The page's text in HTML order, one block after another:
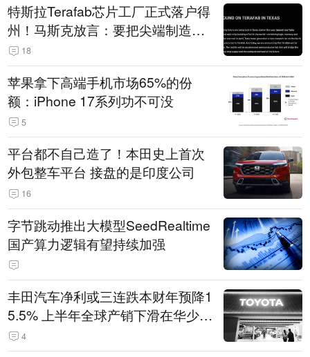
特斯拉Terafab芯片工厂正式落户得
州！马斯克放言：要把尖端制造带
回美国
18
苹果拿下高端手机市场65%的份
额：iPhone 17系列功不可没
5
平台都不自己造了！本田史上首次
外包整车平台 接盘的是印度公司
16
字节跳动推出大模型SeedRealtime
国产算力逻辑有望持续加强
丰田汽车净利或三连跌本财年预降1
5.5% 上半年全球产销下滑在华少卖
14.3万辆
4